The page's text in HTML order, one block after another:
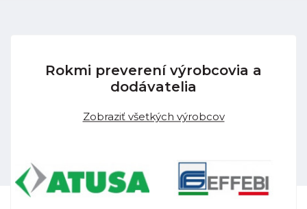
Rokmi preverení výrobcovia a
dodávatelia
Zobraziť všetkých výrobcov